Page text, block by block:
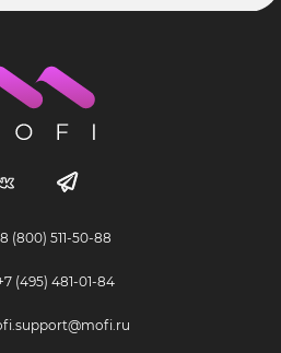
8 (800) 511-50-88
(495) 481-01-84